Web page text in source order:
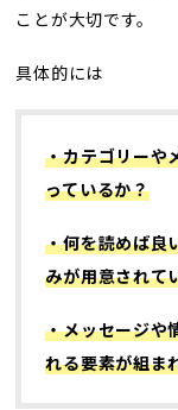
ことが大切です。
具体的には
・カテゴリーや
っているか？
・何を読めば良
みが用意されて
・メッセージや
れる要素が組ま